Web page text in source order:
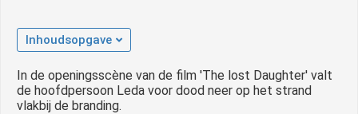
Inhoudsopgave
In de openingsscène van de film 'The lost Daughter' valt
de hoofdpersoon Leda voor dood neer op het strand
vlakbij de branding.